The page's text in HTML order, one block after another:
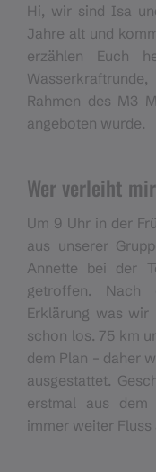
Hi, wir sind Isa
Jahre alt und
erzählen Euch
Rahmen des M3
angeboten wurde.
Wer verleiht
Um 9 Uhr in der
aus unserer
Annette bei der
getroffen. Nach
Erklärung was wir
schon los. 75 km
dem Plan – daher
ausgestattet.
erstmal aus dem
immer weiter